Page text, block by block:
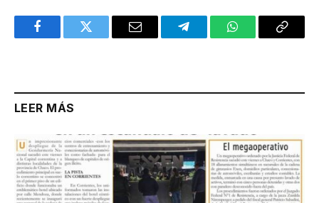
FacebookTwitter Email TelegramWhatsAppCopy
LEER MÁS